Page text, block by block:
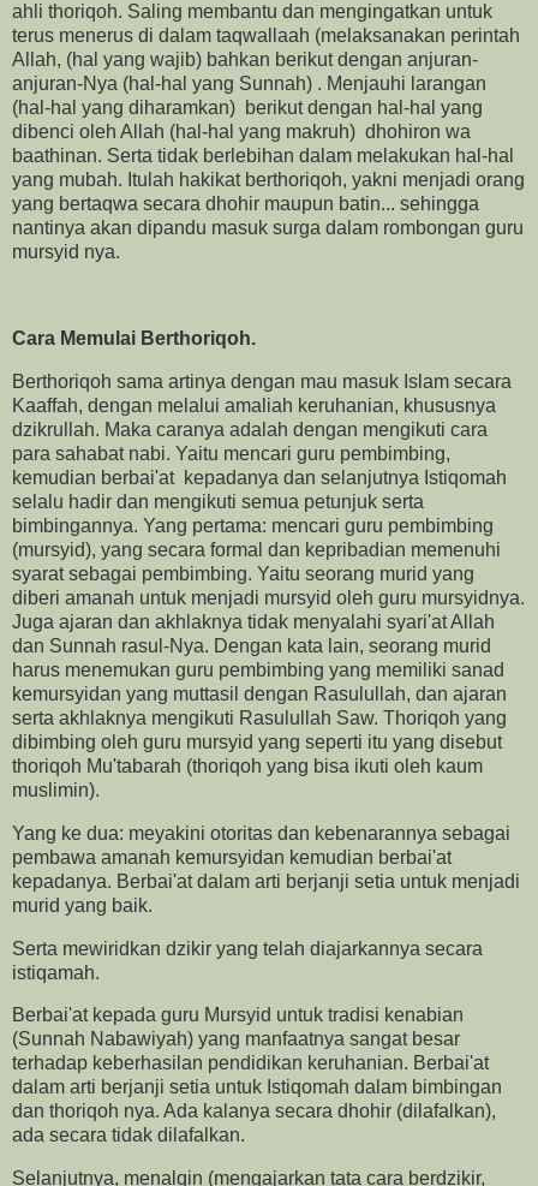
ahli thoriqoh. Saling membantu dan mengingatkan untuk
terus menerus di dalam taqwallaah (melaksanakan perintah
Allah, (hal yang wajib) bahkan berikut dengan anjuran-
anjuran-Nya (hal-hal yang Sunnah) . Menjauhi larangan
(hal-hal yang diharamkan) berikut dengan hal-hal yang
dibenci oleh Allah (hal-hal yang makruh) dhohiron wa
baathinan. Serta tidak berlebihan dalam melakukan hal-hal
yang mubah. Itulah hakikat berthoriqoh, yakni menjadi orang
yang bertaqwa secara dhohir maupun batin... sehingga
nantinya akan dipandu masuk surga dalam rombongan guru
mursyid nya.
Cara Memulai Berthoriqoh.
Berthoriqoh sama artinya dengan mau masuk Islam secara
Kaaffah, dengan melalui amaliah keruhanian, khususnya
dzikrullah. Maka caranya adalah dengan mengikuti cara
para sahabat nabi. Yaitu mencari guru pembimbing,
kemudian berbai'at kepadanya dan selanjutnya Istiqomah
selalu hadir dan mengikuti semua petunjuk serta
bimbingannya. Yang pertama: mencari guru pembimbing
(mursyid), yang secara formal dan kepribadian memenuhi
syarat sebagai pembimbing. Yaitu seorang murid yang
diberi amanah untuk menjadi mursyid oleh guru mursyidnya.
Juga ajaran dan akhlaknya tidak menyalahi syari'at Allah
dan Sunnah rasul-Nya. Dengan kata lain, seorang murid
harus menemukan guru pembimbing yang memiliki sanad
kemursyidan yang muttasil dengan Rasulullah, dan ajaran
serta akhlaknya mengikuti Rasulullah Saw. Thoriqoh yang
dibimbing oleh guru mursyid yang seperti itu yang disebut
thoriqoh Mu'tabarah (thoriqoh yang bisa ikuti oleh kaum
muslimin).
Yang ke dua: meyakini otoritas dan kebenarannya sebagai
pembawa amanah kemursyidan kemudian berbai'at
kepadanya. Berbai'at dalam arti berjanji setia untuk menjadi
murid yang baik.
Serta mewiridkan dzikir yang telah diajarkannya secara
istiqamah.
Berbai'at kepada guru Mursyid untuk tradisi kenabian
(Sunnah Nabawiyah) yang manfaatnya sangat besar
terhadap keberhasilan pendidikan keruhanian. Berbai'at
dalam arti berjanji setia untuk Istiqomah dalam bimbingan
dan thoriqoh nya. Ada kalanya secara dhohir (dilafalkan),
ada secara tidak dilafalkan.
Selanjutnya, menalqin (mengajarkan tata cara berdzikir,